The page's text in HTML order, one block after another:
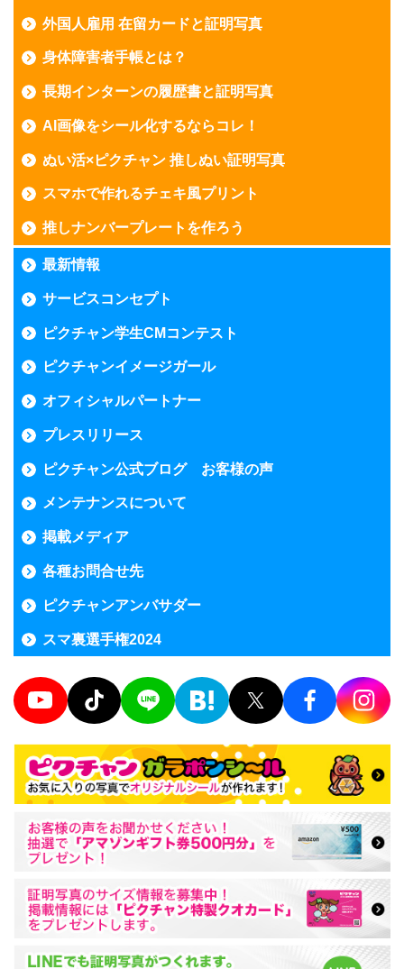
外国人雇用 在留カードと証明写真
身体障害者手帳とは？
長期インターンの履歴書と証明写真
AI画像をシール化するならコレ！
ぬい活×ピクチャン 推しぬい証明写真
スマホで作れるチェキ風プリント
推しナンバープレートを作ろう
最新情報
サービスコンセプト
ピクチャン学生CMコンテスト
ピクチャンイメージガール
オフィシャルパートナー
プレスリリース
ピクチャン公式ブログ お客様の声
メンテナンスについて
掲載メディア
各種お問合せ先
ピクチャンアンバサダー
スマ裏選手権2024